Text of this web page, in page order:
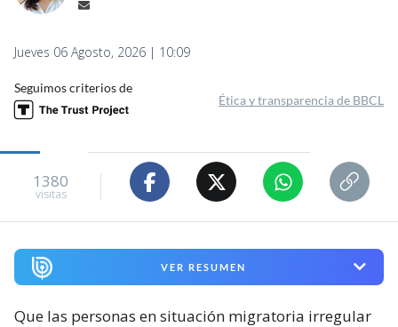
Jueves 06 Agosto, 2026 | 10:09
Seguimos criterios de
Ética y transparencia de BBCL
1380
visitas
VER RESUMEN
Que las personas en situación migratoria irregular